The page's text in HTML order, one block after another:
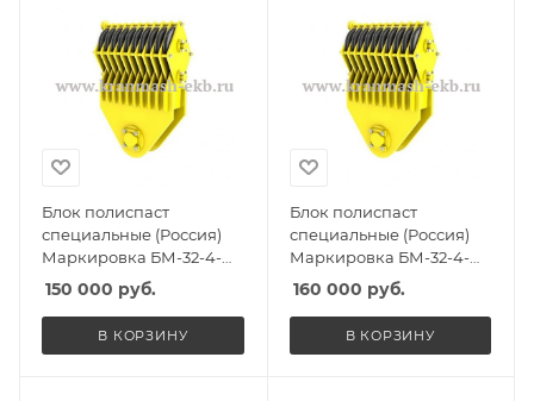
Блок полиспаст
специальные (Россия)
Маркировка БМ-32-4-
ПУ, Масса 300кг,
Количество роликов 4, Г/
п 26,5т
150 000 руб.
В КОРЗИНУ
Блок полиспаст
специальные (Россия)
Маркировка БМ-32-4-
СГО, Масса 310кг,
Количество роликов 4, Г/
п 26,5т
160 000 руб.
В КОРЗИНУ